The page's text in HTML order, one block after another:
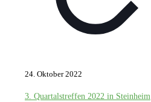
24. Oktober 2022
3. Quartalstreffen 2022 in Steinheim